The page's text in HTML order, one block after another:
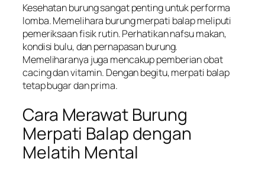
Kesehatan burung sangat penting untuk performa
lomba. Memelihara burung merpati balap meliputi
pemeriksaan fisik rutin. Perhatikan nafsu makan,
kondisi bulu, dan pernapasan burung.
Memeliharanya juga mencakup pemberian obat
cacing dan vitamin. Dengan begitu, merpati balap
tetap bugar dan prima.
Cara Merawat Burung
Merpati Balap dengan
Melatih Mental